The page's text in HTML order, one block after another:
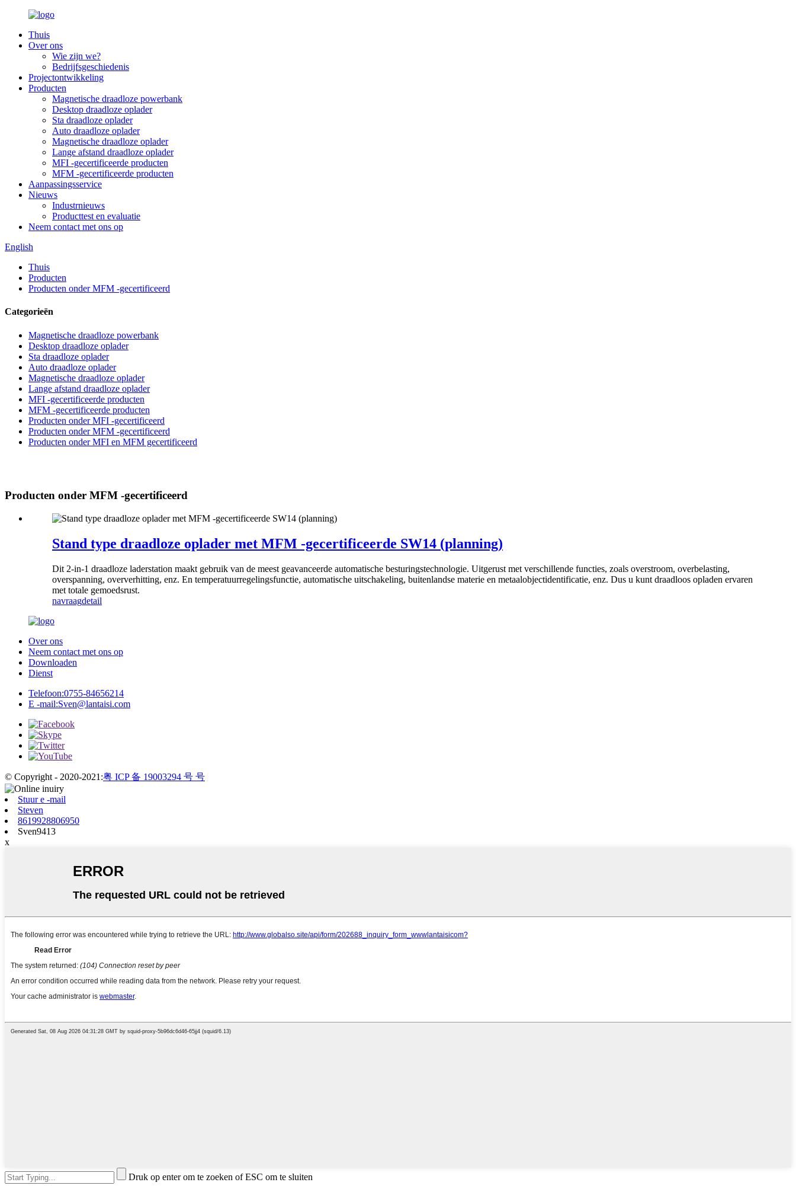
Thuis
Over ons
Wie zijn we?
Bedrijfsgeschiedenis
Projectontwikkeling
Producten
Magnetische draadloze powerbank
Desktop draadloze oplader
Sta draadloze oplader
Auto draadloze oplader
Magnetische draadloze oplader
Lange afstand draadloze oplader
MFI -gecertificeerde producten
MFM -gecertificeerde producten
Aanpassingsservice
Nieuws
Industrnieuws
Producttest en evaluatie
Neem contact met ons op
English
Thuis
Producten
Producten onder MFM -gecertificeerd
Categorieën
Magnetische draadloze powerbank
Desktop draadloze oplader
Sta draadloze oplader
Auto draadloze oplader
Magnetische draadloze oplader
Lange afstand draadloze oplader
MFI -gecertificeerde producten
MFM -gecertificeerde producten
Producten onder MFI -gecertificeerd
Producten onder MFM -gecertificeerd
Producten onder MFI en MFM gecertificeerd
Producten onder MFM -gecertificeerd
Stand type draadloze oplader met MFM -gecertificeerde SW14 (planning)
Dit 2-in-1 draadloze laderstation maakt gebruik van de meest geavanceerde automatische besturingstechnologie. Uitgerust met verschillende functies, zoals overstroom, overbelasting,
overspanning, oververhitting, enz. En temperatuurregelingsfunctie, automatische uitschakeling, buitenlandse materie en metaalobjectidentificatie, enz. Dus u kunt draadloos opladen ervaren
met totale gemoedsrust.
navraagdetail
Over ons
Neem contact met ons op
Downloaden
Dienst
Telefoon:0755-84656214
E -mail:Sven@lantaisi.com
© Copyright - 2020-2021:粤 ICP 备 19003294 号 号
Stuur e -mail
Steven
8619928806950
Sven9413
x
Druk op enter om te zoeken of ESC om te sluiten